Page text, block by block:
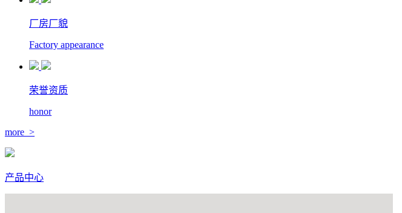
厂房厂貌
Factory appearance
荣誉资质
honor
more >
产品中心